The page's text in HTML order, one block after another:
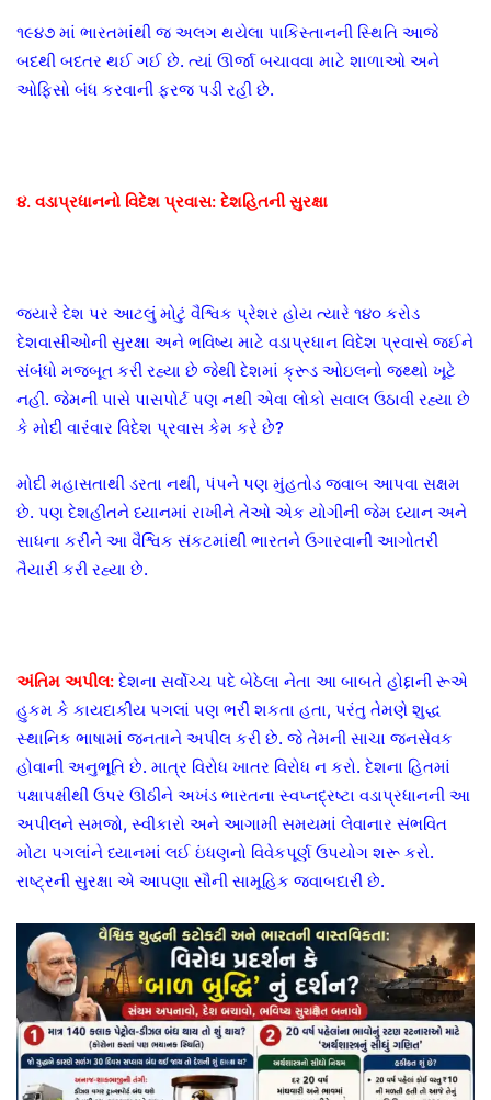
૧૯૪૭ માં ભારતમાંથી જ અલગ થયેલા પાકિસ્તાનની સ્થિતિ આજે
બદથી બદતર થઈ ગઈ છે. ત્યાં ઊર્જા બચાવવા માટે શાળાઓ અને
ઓફિસો બંધ કરવાની ફરજ પડી રહી છે.
૪. વડાપ્રધાનનો વિદેશ પ્રવાસ: દેશહિતની સુરક્ષા
જ્યારે દેશ પર આટલું મોટું વૈશ્વિક પ્રેશર હોય ત્યારે ૧૪૦ કરોડ
દેશવાસીઓની સુરક્ષા અને ભવિષ્ય માટે વડાપ્રધાન વિદેશ પ્રવાસે જઈને
સંબંધો મજબૂત કરી રહ્યા છે જેથી દેશમાં ક્રૂડ ઓઇલનો જથ્થો ખૂટે
નહીં. જેમની પાસે પાસપોર્ટ પણ નથી એવા લોકો સવાલ ઉઠાવી રહ્યા છે
કે મોદી વારંવાર વિદેશ પ્રવાસ કેમ કરે છે?
મોદી મહાસતાથી ડરતા નથી, પંપને પણ મુંહતોડ જવાબ આપવા સક્ષમ
છે. પણ દેશહીતને ધ્યાનમાં રાખીને તેઓ એક યોગીની જેમ ધ્યાન અને
સાધના કરીને આ વૈશ્વિક સંકટમાંથી ભારતને ઉગારવાની આગોતરી
તૈયારી કરી રહ્યા છે.
અંતિમ અપીલ: દેશના સર્વોચ્ચ પદે બેઠેલા નેતા આ બાબતે હોદ્દાની રૂએ
હુકમ કે કાયદાકીય પગલાં પણ ભરી શકતા હતા, પરંતુ તેમણે શુદ્ધ
સ્થાનિક ભાષામાં જનતાને અપીલ કરી છે. જે તેમની સાચા જનસેવક
હોવાની અનુભૂતિ છે. માત્ર વિરોધ ખાતર વિરોધ ન કરો. દેશના હિતમાં
પક્ષાપક્ષીથી ઉપર ઊઠીને અખંડ ભારતના સ્વપ્નદ્રષ્ટા વડાપ્રધાનની આ
અપીલને સમજો, સ્વીકારો અને આગામી સમયમાં લેવાનાર સંભવિત
મોટા પગલાંને ધ્યાનમાં લઈ ઇંધણનો વિવેકપૂર્ણ ઉપયોગ શરૂ કરો.
રાષ્ટ્રની સુરક્ષા એ આપણા સૌની સામૂહિક જવાબદારી છે.